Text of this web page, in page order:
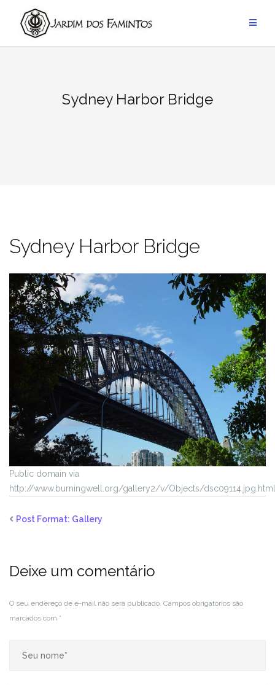
conteúdo
Sydney Harbor Bridge
Sydney Harbor Bridge
Public domain via
http://www.burningwell.org/gallery2/v/Objects/dsc09114.jpg.html
Post Format: Gallery
Deixe um comentário
O seu endereço de e-mail não será publicado. Campos obrigatórios são
marcados com *